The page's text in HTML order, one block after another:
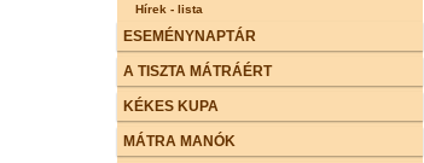
Hírek - lista
ESEMÉNYNAPTÁR
A TISZTA MÁTRÁÉRT
KÉKES KUPA
MÁTRA MANÓK